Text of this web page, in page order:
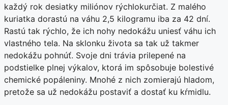
každý rok desiatky miliónov rýchlokurčiat. Z malého
kuriatka dorastú na váhu 2,5 kilogramu iba za 42 dní.
Rastú tak rýchlo, že ich nohy nedokážu uniesť váhu ich
vlastného tela. Na sklonku života sa tak už takmer
nedokážu pohnúť. Svoje dni trávia prilepené na
podstielke plnej výkalov, ktorá im spôsobuje bolestivé
chemické popáleniny. Mnohé z nich zomierajú hladom,
pretože sa už nedokážu postaviť a dostať ku kŕmidlu.